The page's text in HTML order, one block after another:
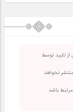
تایید توسط
نخواهد
مرتبط باشد